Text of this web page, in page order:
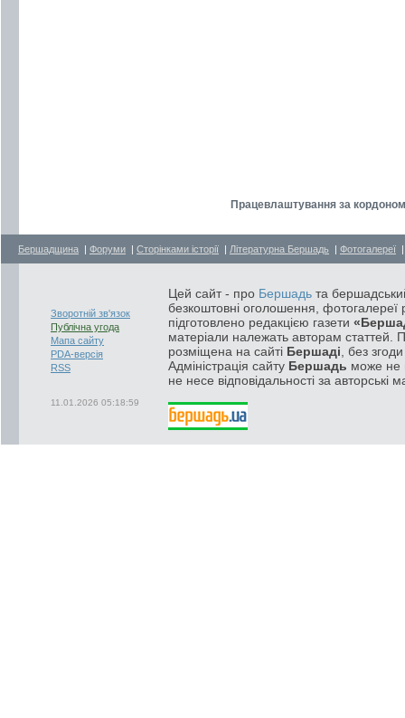
Працевлаштування за
Бершадщина | Форуми | Сторінками історії | Літературна Бершадь | Фотогалереї
Зворотній зв'язок
Публічна угода
Мапа сайту
PDA-версія
RSS
11.01.2026 05:18:59
Цей сайт - про Бершадь та
безкоштовні оголошення, фотогалереї
підготовлено редакцією газети
матеріали належать авторам статтей.
розміщена на сайті Бершаді , без
Адміністрація сайту Бершадь може не
не несе відповідальності за авторські